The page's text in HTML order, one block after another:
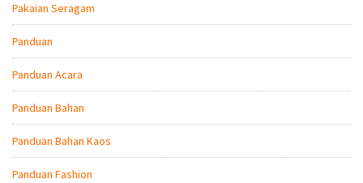
Pakaian Seragam
Panduan
Panduan Acara
Panduan Bahan
Panduan Bahan Kaos
Panduan Fashion